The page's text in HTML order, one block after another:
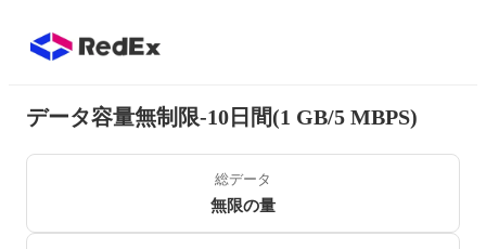
データ容量無制限-10日間(1 GB/5 MBPS)
総データ
無限の量